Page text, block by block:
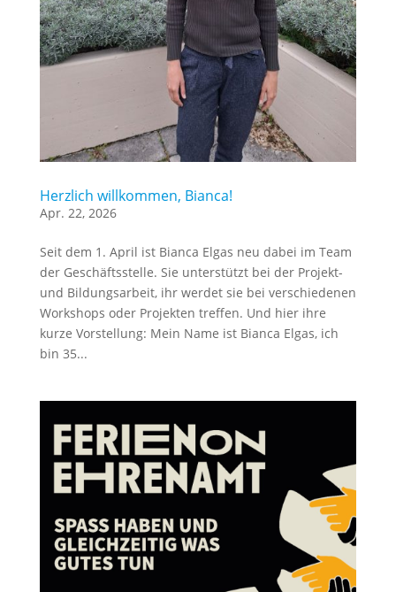
Herzlich willkommen, Bianca!
Apr. 22, 2026
Seit dem 1. April ist Bianca Elgas neu dabei im Team
der Geschäftsstelle. Sie unterstützt bei der Projekt-
und Bildungsarbeit, ihr werdet sie bei verschiedenen
Workshops oder Projekten treffen. Und hier ihre
kurze Vorstellung: Mein Name ist Bianca Elgas, ich
bin 35...